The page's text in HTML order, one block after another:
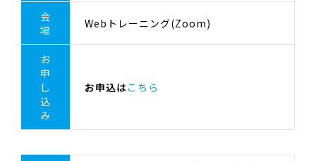
会
場
Webトレーニング(Zoom)
お
申
し
込
み
お申込はこちら